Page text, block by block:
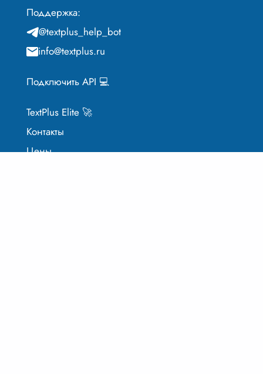
Поддержка:
@textplus_help_bot
info@textplus.ru
Подключить API 💻
TextPlus Elite 🚀
Контакты
Цены